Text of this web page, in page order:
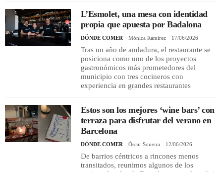
L’Esmolet, una mesa con identidad
propia que apuesta por Badalona
DÓNDE COMER Mónica Ramírez 17/06/2026
Tras un año de andadura, el restaurante se
posiciona como uno de los proyectos
gastronómicos más prometedores del
municipio con tres cocineros con
experiencia en grandes restaurantes
Estos son los mejores ‘wine bars’ con
terraza para disfrutar del verano en
Barcelona
DÓNDE COMER Òscar Soneira 12/06/2026
De barrios céntricos a rincones menos
transitados, reunimos algunos de los